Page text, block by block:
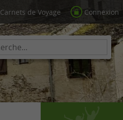
Carnets de Voyage Connexion